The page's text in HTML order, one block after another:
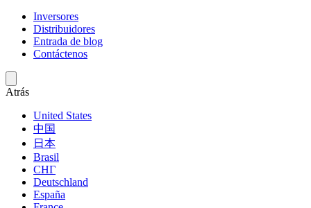
Inversores
Distribuidores
Entrada de blog
Contáctenos
Atrás
United States
中国
日本
Brasil
СНГ
Deutschland
España